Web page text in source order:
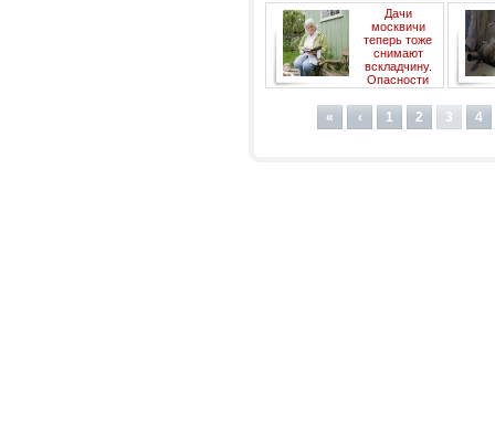
Дачи
москвичи
теперь тоже
снимают
вскладчину.
Опасности
совместной
аренды
« ‹ 1 2 3 4